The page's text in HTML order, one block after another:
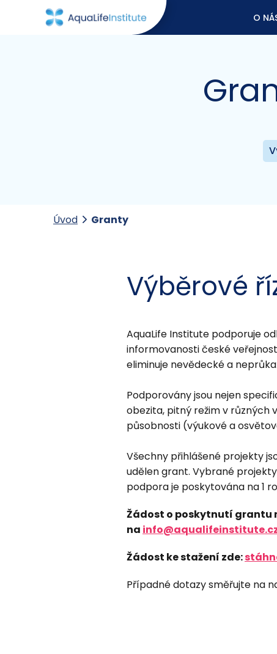
O
Úvod Granty
Výběrové
AquaLife Institute podporuje
informovanosti české
eliminuje nevědecké a
Podporovány jsou nejen
obezita, pitný režim v různých
působnosti (výukové a
Všechny přihlášené projekty
udělen grant. Vybrané
podpora je poskytována na 1
Žádost o poskytnutí grantu
na
Žádost ke stažení zde:
Případné dotazy směřujte na